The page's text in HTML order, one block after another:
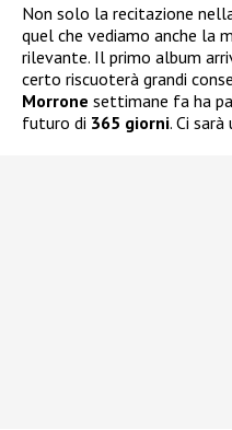
Non solo la recitazione
quel che vediamo anche la
rilevante. Il primo album
certo riscuoterà grandi
Morrone settimane fa ha
futuro di 365 giorni. Ci